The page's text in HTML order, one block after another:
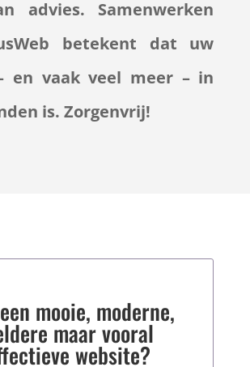
advies. Samenwerken
betekent dat uw
en vaak veel meer – in
is. Zorgenvrij!
mooie, moderne,
maar vooral
website?